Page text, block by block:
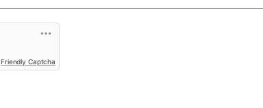
Friendly Captcha